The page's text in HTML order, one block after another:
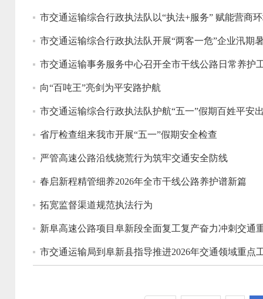
市交通运输综合行政执法队以“执法+服务” 赋能营商
市交通运输综合行政执法队开展“两客一危”企业汛期
市交通运输事务服务中心召开全市干线公路日常养护
向“百吨王”亮剑为平安路护航
市交通运输综合行政执法队护航“五一”假期百姓平安
省厅检查组来我市开展“五一”假期安全检查
严管高速公路沿线烧荒行为筑牢交通安全防线
春启新程精管细养2026年全市干线公路养护谱新篇
拓宽监督渠道规范执法行为
新阜高速公路项目阜新段全面复工复产奋力冲刺交通
市交通运输局到阜新县指导推进2026年交通领域重点